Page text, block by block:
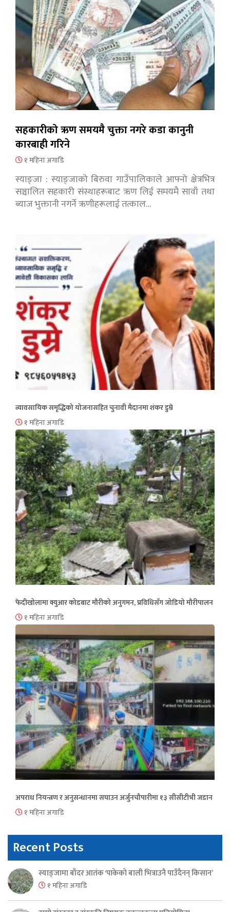
सहकारीको ऋण समयमै चुक्ता नगरे कडा कानुनी
कारबाही गरिने
१ महिना अगाडि
स्याङ्जा : स्याङ्जाको बिरुवा गाउँपालिकाले आफ्नो क्षेत्रभित्र
सञ्चालित सहकारी संस्थाहरूबाट ऋण लिई समयमै सावाँ तथा
ब्याज भुक्तानी नगर्ने ऋणीहरूलाई तत्काल…
व्यावसायिक समृद्धिको योजनासहित चुनावी मैदानमा शंकर डुम्रे
१ महिना अगाडि
फेदीखोलामा क्युआर कोडबाट मौरीको अनुगमन, प्रविधिसँग जोडियो मौरीपालन
१ महिना अगाडि
अपराध नियन्त्रण र अनुसन्धानमा सघाउन अर्जुनचौपारीमा १३ सीसीटीभी जडान
१ महिना अगाडि
Recent Posts
स्याङ्जामा बाँदर आतंक ‘पाकेको बाली भित्राउनै पाउँदैनन् किसान’
१ महिना अगाडि